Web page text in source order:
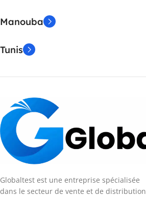
Manouba
Tunis
Globaltest est une entreprise spécialisée
dans le secteur de vente et de distribution